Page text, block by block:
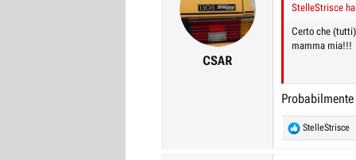
o
n
s
CSAR
StelleStrisce
Certo che
mamma mia!!!
R
e
StelleStrisce